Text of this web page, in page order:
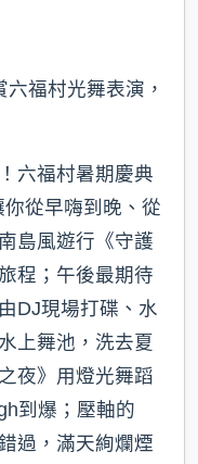
福村光舞表演，
六福村暑期慶典
你從早嗨到晚、從
島風遊行《守護
程；午後最期待
DJ現場打碟、水
上舞池，洗去夏
夜》用燈光舞蹈
到爆；壓軸的
過，滿天絢爛煙